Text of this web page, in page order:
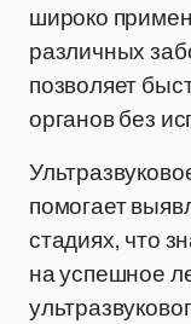
широко
различных
позволяет
органов без
помогает
стадиях, что
на успешное